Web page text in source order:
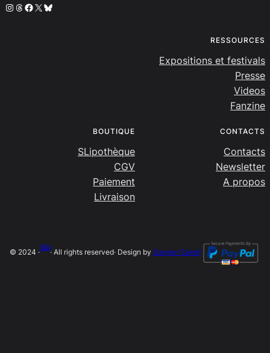
Instagram
Threads
Facebook
X Bluesky
RESSOURCES
Expositions et festivals
Presse
Videos
Fanzine
BOUTIQUE
SLipothèque
CGV
Paiement
Livraison
CONTACTS
Contacts
Newsletter
A propos
© 2024 ·
SLip
· All rights reserved· Design by Damien Salort